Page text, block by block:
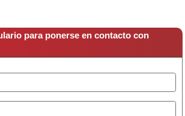
para ponerse en contacto con